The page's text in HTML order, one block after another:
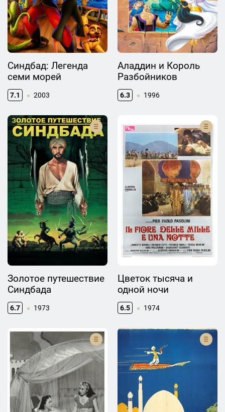
Синдбад: Легенда
семи морей
7.1 2003
Аладдин и Король
Разбойников
6.3 1996
Золотое путешествие
Синдбада
6.7 1973
Цветок тысяча и
одной ночи
6.5 1974